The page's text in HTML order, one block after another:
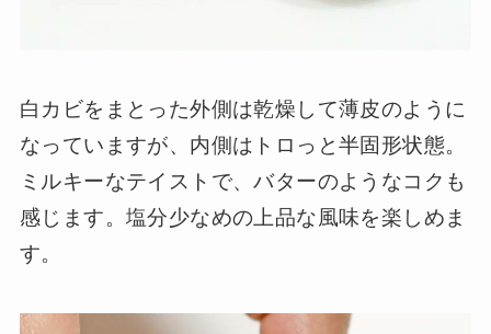
白カビをまとった外側は乾燥して薄皮のように
なっていますが、内側はトロっと半固形状態。
ミルキーなテイストで、バターのようなコクも
感じます。塩分少なめの上品な風味を楽しめま
す。